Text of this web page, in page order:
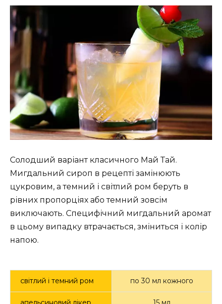
Солодший варіант класичного Май Тай.
Мигдальний сироп в рецепті замінюють
цукровим, а темний і світлий ром беруть в
рівних пропорціях або темний зовсім
виключають. Специфічний мигдальний аромат
в цьому випадку втрачається, зміниться і колір
напою.
світлий і темний ром по 30 мл кожного